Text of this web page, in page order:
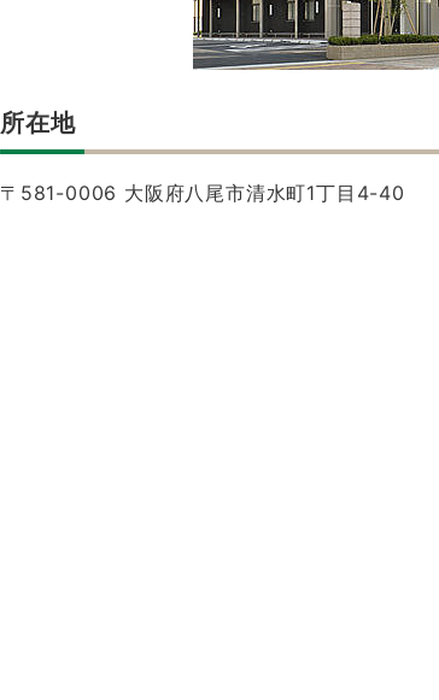
所在地
〒581-0006 大阪府八尾市清水町1丁目4-40